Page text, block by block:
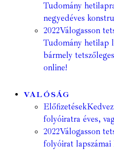
Tudomány
negyedéves
2022Válogasson
Tudomány hetilap
bármely
online!
VALÓSÁG
Előfizetések
folyóiratra éves,
2022Válogasson
folyóirat